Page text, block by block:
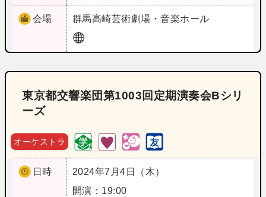
会場 群馬高崎芸術劇場・音楽ホール
東京都交響楽団第1003回定期演奏会Bシリ
ーズ
オーケストラ
日時
2024年7月4日（木）
開演：19:00